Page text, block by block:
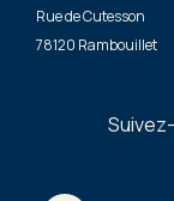
Rue de Cutesson
78120 Rambouillet